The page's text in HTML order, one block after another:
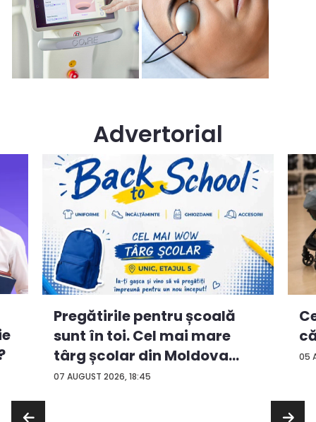
Advertorial
07 AUGUST 2026, 18:45
Pregătirile pentru școală
sunt în toi. Cel mai mare
târg școlar din Moldova
con...
05